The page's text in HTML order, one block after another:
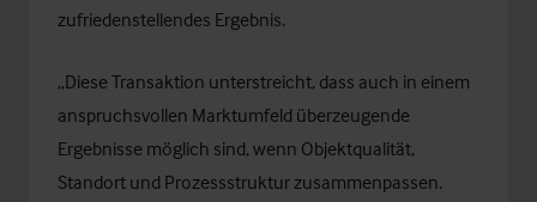
zufriedenstellendes Ergebnis.
„Diese Transaktion unterstreicht, dass auch in einem
anspruchsvollen Marktumfeld überzeugende
Ergebnisse möglich sind, wenn Objektqualität,
Standort und Prozessstruktur zusammenpassen.